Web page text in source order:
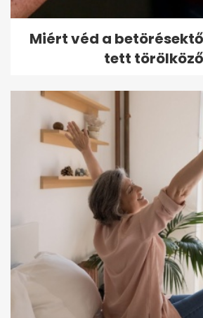
Miért véd a
tett